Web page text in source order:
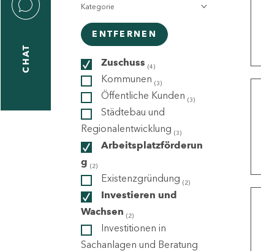
CHAT
Kategorie
ENTFERNEN
Zuschuss (4)
Kommunen (3)
Öffentliche Kunden (3)
Städtebau und
Regionalentwicklung (3)
Arbeitsplatzförderun
g (2)
Existenzgründung (2)
Investieren und
Wachsen (2)
Investitionen in
Sachanlagen und Beratung